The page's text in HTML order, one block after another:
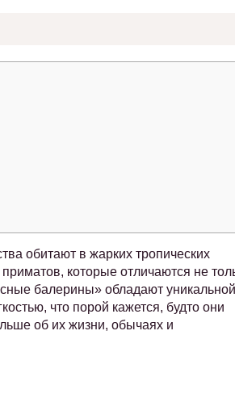
обитают в жарких тропических
которые отличаются не
балерины» обладают уникальной
что порой кажется, будто они
об их жизни, обычаях и